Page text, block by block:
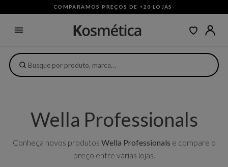
COMPARAMOS PREÇOS DE +20 LOJAS ·
Wella Professionals
Conheça novos produtos Wella Professionals e compare o
preço entre várias lojas.